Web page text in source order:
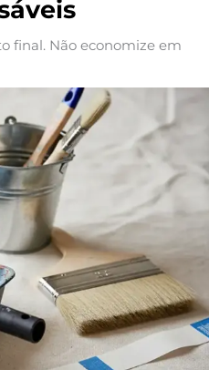
final. Não economize em